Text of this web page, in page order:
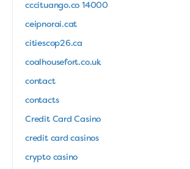
cccituango.co 14000
ceipnorai.cat
citiescop26.ca
coalhousefort.co.uk
contact
contacts
Credit Card Casino
credit card casinos
crypto casino